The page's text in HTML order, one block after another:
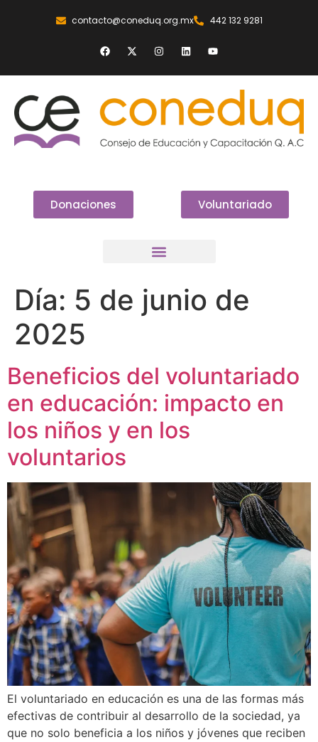
contacto@coneduq.org.mx 442 132 9281
Donaciones Voluntariado
Día: 5 de junio de
2025
Beneficios del voluntariado
en educación: impacto en
los niños y en los
voluntarios
El voluntariado en educación es una de las formas más
efectivas de contribuir al desarrollo de la sociedad, ya
que no solo beneficia a los niños y jóvenes que reciben